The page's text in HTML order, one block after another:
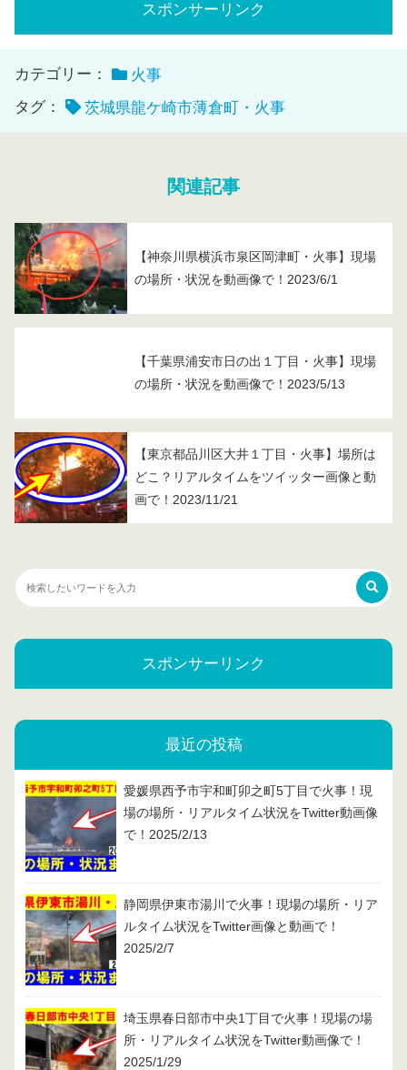
スポンサーリンク
カテゴリー：
火事
タグ：
茨城県龍ケ崎市薄倉町・火事
関連記事
【神奈川県横浜市泉区岡津町・火事】現場
の場所・状況を動画像で！2023/6/1
【千葉県浦安市日の出１丁目・火事】現場
の場所・状況を動画像で！2023/5/13
【東京都品川区大井１丁目・火事】場所は
どこ？リアルタイムをツイッター画像と動
画で！2023/11/21
スポンサーリンク
最近の投稿
愛媛県西予市宇和町卯之町5丁目で火事！現
場の場所・リアルタイム状況をTwitter動画像
で！2025/2/13
静岡県伊東市湯川で火事！現場の場所・リア
ルタイム状況をTwitter画像と動画で！
2025/2/7
埼玉県春日部市中央1丁目で火事！現場の場
所・リアルタイム状況をTwitter動画像で！
2025/1/29